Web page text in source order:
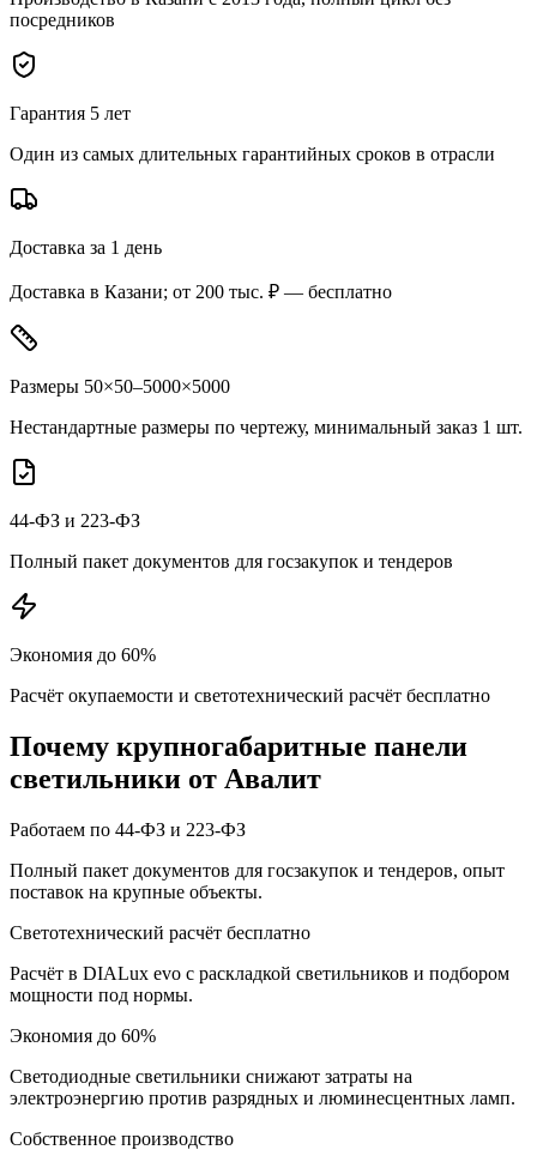
посредников
Гарантия 5 лет
Один из самых длительных гарантийных сроков в отрасли
Доставка за 1 день
Доставка в Казани; от 200 тыс. ₽ — бесплатно
Размеры 50×50–5000×5000
Нестандартные размеры по чертежу, минимальный заказ 1 шт.
44-ФЗ и 223-ФЗ
Полный пакет документов для госзакупок и тендеров
Экономия до 60%
Расчёт окупаемости и светотехнический расчёт бесплатно
Почему крупногабаритные панели
светильники от Авалит
Работаем по 44-ФЗ и 223-ФЗ
Полный пакет документов для госзакупок и тендеров, опыт
поставок на крупные объекты.
Светотехнический расчёт бесплатно
Расчёт в DIALux evo с раскладкой светильников и подбором
мощности под нормы.
Экономия до 60%
Светодиодные светильники снижают затраты на
электроэнергию против разрядных и люминесцентных ламп.
Собственное производство